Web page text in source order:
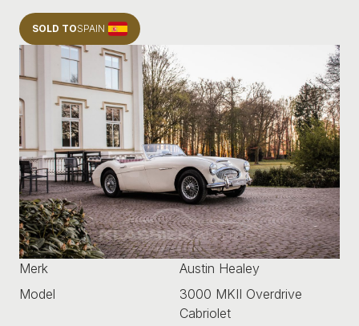
SOLD TOSPAIN
Merk
Austin Healey
Model
3000 MKII Overdrive
Cabriolet